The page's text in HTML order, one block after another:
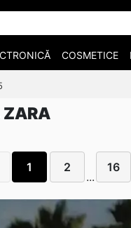
COSMETICE
ZARA
1 2
...
16